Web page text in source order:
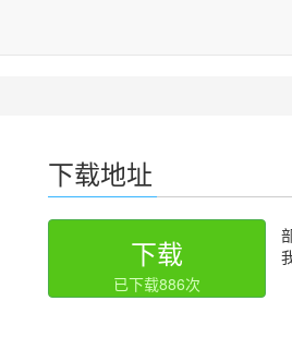
下载地址
下载
已下载886次